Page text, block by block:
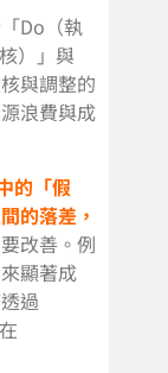
Do（執
）」與
與調整的
浪費與成
的「假
的落差，
改善。例
顯著成
過